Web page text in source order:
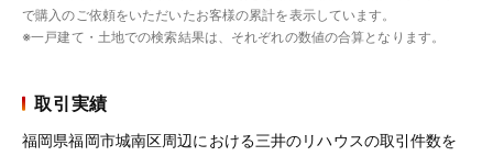
で購入のご依頼をいただいたお客様の累計を表示しています。
※一戸建て・土地での検索結果は、それぞれの数値の合算となります。
取引実績
福岡県福岡市城南区周辺における三井のリハウスの取引件数を